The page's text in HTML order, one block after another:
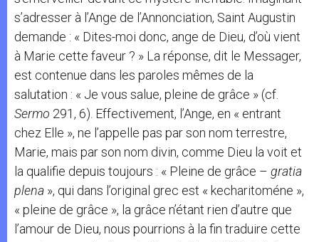
s’adresser à l’Ange de l’Annonciation, Saint Augustin
demande : « Dites-moi donc, ange de Dieu, d’où vient
à Marie cette faveur ? » La réponse, dit le Messager,
est contenue dans les paroles mêmes de la
salutation : « Je vous salue, pleine de grâce » (cf.
Sermo 291, 6). Effectivement, l’Ange, en « entrant
chez Elle », ne l’appelle pas par son nom terrestre,
Marie, mais par son nom divin, comme Dieu la voit et
la qualifie depuis toujours : « Pleine de grâce – gratia
plena », qui dans l’original grec est « kecharitoméne »,
« pleine de grâce », la grâce n’étant rien d’autre que
l’amour de Dieu, nous pourrions à la fin traduire cette